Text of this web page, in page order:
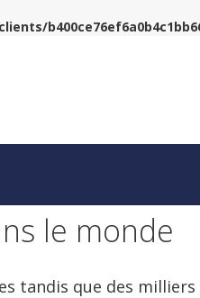
le monde
tandis que des milliers